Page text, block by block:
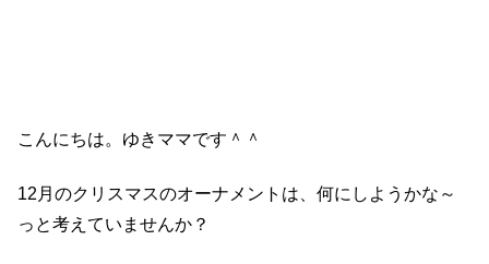
こんにちは。ゆきママです＾＾
12月のクリスマスのオーナメントは、何にしようかな～
っと考えていませんか？